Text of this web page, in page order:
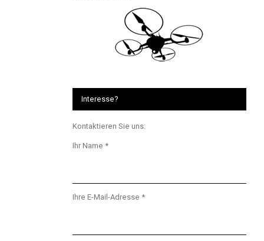
Interesse?
Kontaktieren Sie uns:
Ihr Name *
Ihre E-Mail-Adresse *